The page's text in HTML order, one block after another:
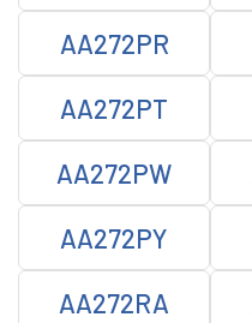
AA272PR
AA272PT
AA272PW
AA272PY
AA272RA